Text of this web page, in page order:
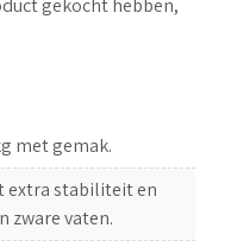
met gemak.
extra stabiliteit en
zware vaten.